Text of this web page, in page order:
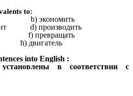
to:
щит d) производить
f) превращать
into English :
установлены в соответствии с